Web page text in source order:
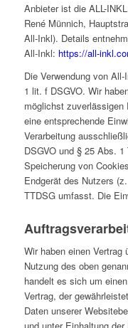
Anbieter ist die ALL-
René Münnich,
All-Inkl). Details
All-Inkl: https://all-
Die Verwendung von
1 lit. f DSGVO. Wir
möglichst zuverlässigen
eine entsprechende
Verarbeitung
DSGVO und § 25 Abs.
Speicherung von
Endgerät des Nutzers
TTDSG umfasst. Die
Wir haben einen Vertrag
Nutzung des oben
handelt es sich um
Vertrag, der
Daten unserer
und unter Einhaltung